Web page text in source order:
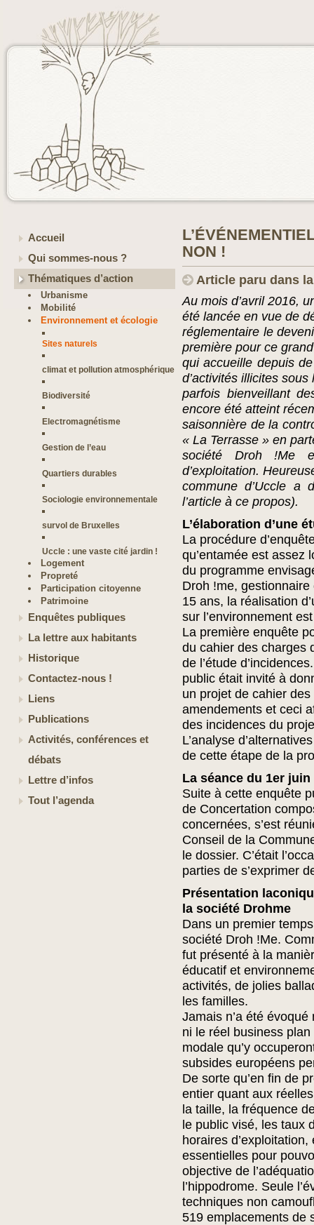
Accueil
Qui sommes-nous ?
Thématiques d’action
Urbanisme
Mobilité
Environnement et écologie
Sites naturels
climat et pollution atmosphérique
Biodiversité
Electromagnétisme
Gestion de l’eau
Quartiers durables
Sociologie environnementale
survol de Bruxelles
Uccle : une vaste cité jardin !
Logement
Propreté
Participation citoyenne
Patrimoine
Enquêtes publiques
La lettre aux habitants
Historique
Contactez-nous !
Liens
Publications
Activités, conférences et
débats
Lettre d’infos
Tout l’agenda
NON !
Article paru dans
Au mois d’avril 2016,
été lancée en vue de
réglementaire le
première pour ce
qui accueille depuis
d’activités illicites sous
parfois bienveillant
encore été atteint
saisonnière de la
« La Terrasse » en
société Droh !Me
d’exploitation.
commune d’Uccle a
l’article à ce propos).
L’élaboration d’une
La procédure
qu’entamée est assez
du programme
Droh !me,
15 ans, la réalisation
sur l’environnement
La première enquête
du cahier des charges
de l’étude
public était invité à
un projet de cahier
amendements et ceci
des incidences du
L’analyse
de cette étape de la
La séance du 1er juin
Suite à cette enquête
de Concertation
concernées, s’est
Conseil de la
le dossier. C’était
parties de s’exprimer
Présentation
la société Drohme
Dans un premier
société Droh !Me.
fut présenté à la
éducatif et
activités, de jolies
les familles.
Jamais n’a été
ni le réel business
modale qu’y
subsides européens
De sorte qu’en fin de
entier quant aux
la taille, la fréquence
le public visé, les taux
horaires
essentielles pour
objective de
l’hippodrome. Seule
techniques non
519 emplacements de